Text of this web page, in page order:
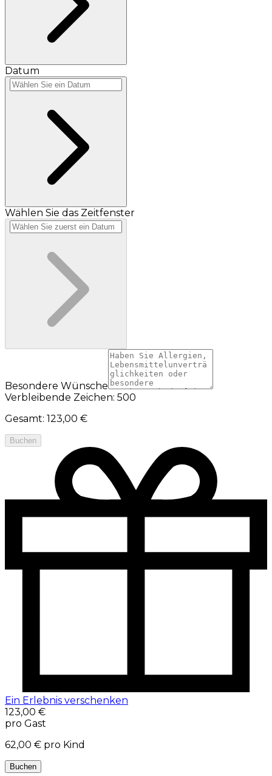
Datum
Wählen Sie das Zeitfenster
Besondere Wünsche
Verbleibende Zeichen: 500
Gesamt: 123,00 €
Buchen
Ein Erlebnis verschenken
123,00 €
pro Gast
62,00 € pro Kind
Buchen